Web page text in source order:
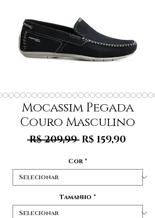
Mocassim Pegada
Couro Masculino
R$ 209,99 Preço
R$ 159,90
Cor *
Tamanho *